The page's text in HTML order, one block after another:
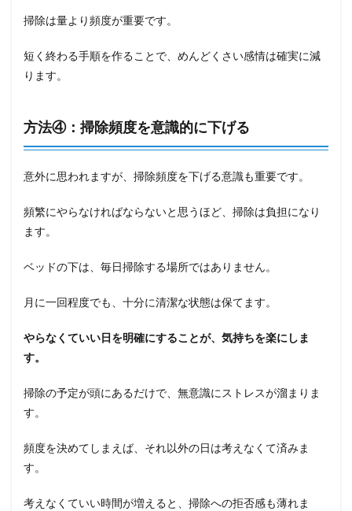
掃除は量より頻度が重要です。
短く終わる手順を作ることで、めんどくさい感情は確実に減
ります。
方法④：掃除頻度を意識的に下げる
意外に思われますが、掃除頻度を下げる意識も重要です。
頻繁にやらなければならないと思うほど、掃除は負担になり
ます。
ベッドの下は、毎日掃除する場所ではありません。
月に一回程度でも、十分に清潔な状態は保てます。
やらなくていい日を明確にすることが、気持ちを楽にしま
す。
掃除の予定が頭にあるだけで、無意識にストレスが溜まりま
す。
頻度を決めてしまえば、それ以外の日は考えなくて済みま
す。
考えなくていい時間が増えると、掃除への拒否感も薄れま